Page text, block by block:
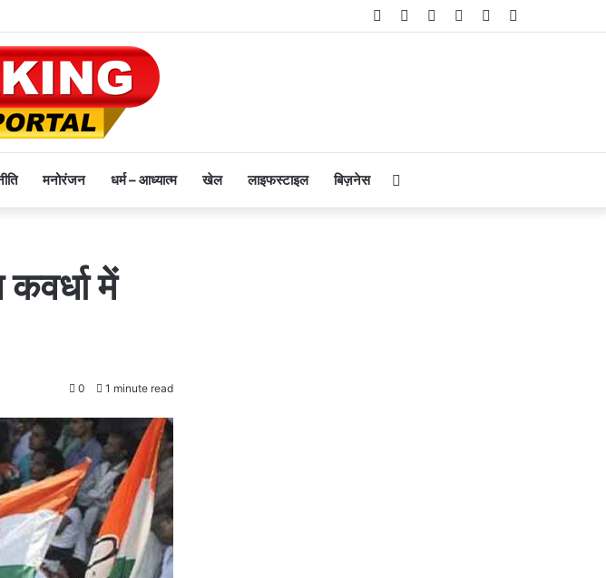
Telegram
Instagram
YouTube
Twitter
Facebook
मनोरंजन धर्म – आध्यात्म खेल लाइफस्टाइल बिज़नेस
में
0 1 minute read